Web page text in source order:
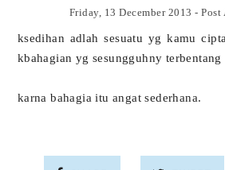
Friday, 13 December 2013-Post
ksedihan adlah sesuatu yg kamu
kbahagian yg sesungguhny terbentang
karna bahagia itu angat sederhana.